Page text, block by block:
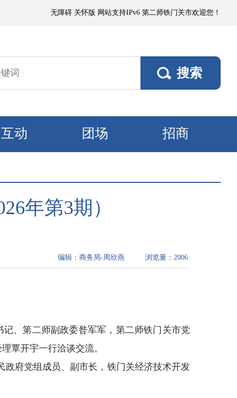
微到小阵雨，阵风5～6级；其他垦区阵风4～5级，焉耆垦区风口阵
无障碍 关怀版 网站支持IPv6 第二师铁门关市欢迎您！
互动 团场 招商
年第3期）
浏览量： 2006
编辑： 商务局-周欣燕
记、第二师副政委昝军军，第二师铁门关市党
覃开宇一行洽谈交流。
政府党组成员、副市长，铁门关经济技术开发